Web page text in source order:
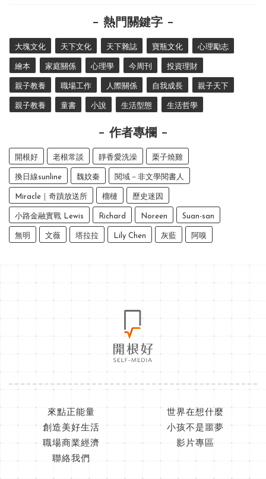
熱門關鍵字
大塊文化 天下文化 天下雜誌 寶瓶文化 心理勵志
繪本 家庭關係 心理學 今周刊 投資理財
親子教養 職場工作 人際關係 自我成長 親子天下
親子教養 童書 小說 生活型態 生活哲學
作者專欄
開根好 老根常談 靜香愛洗澡 栗子燒雞
換日線sunline 魏妏秦 閱域－非文學閱書人
Miracle｜奇蹟放送所 榴槤 歷史迷因
小路金融實戰 Lewis Richard Noreen Suan-san
無明 文薇 塔拉拉 Lily Chen 灰藍 阿嗅
來點正能量
世界在想什麼
創造美好生活
小孩不是噩夢
職場商業經濟
影片專區
聯絡我們